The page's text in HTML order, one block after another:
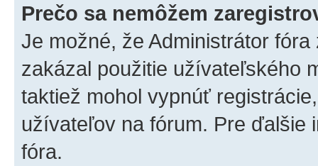
Prečo sa nemôžem
Je možné, že Administrátor
zakázal použitie užívateľského
taktiež mohol vypnúť
užívateľov na fórum. Pre ďalšie
fóra.